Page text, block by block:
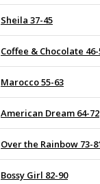
Sheila 37-45
Coffee & Chocolate 46-
Marocco 55-63
American Dream 64-72
Over the Rainbow 73-
Bossy Girl 82-90